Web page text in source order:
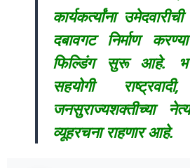
कार्यकर्त्यांना
दबावगट निर्माण
फिल्डिंग सुरू आहे.
सहयोगी
जनसुराज्यशक्तीच्या
व्यूहरचना राहणार आहे.